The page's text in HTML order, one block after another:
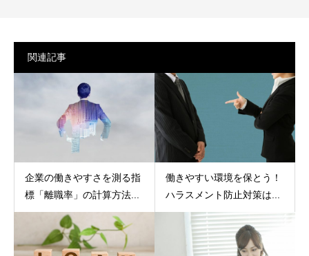
関連記事
企業の働きやすさを測る指
標「離職率」の計算方法...
働きやすい環境を保とう！
ハラスメント防止対策は...